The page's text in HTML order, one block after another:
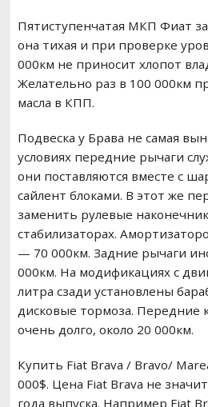
Пятиступенчатая МКП Фиат
она тихая и при проверке
000км не приносит хлопот
Желательно раз в 100 000км
масла в КПП.
Подвеска у Брава не самая
условиях передние рычаги
они поставляются вместе с
сайлент блоками. В этот же
заменить рулевые
стабилизаторах.
— 70 000км. Задние рычаги
000км. На модификациях с
литра сзади установлены
дисковые тормоза. Передние
очень долго, около 20 000км.
Купить Fiat Brava / Bravo/
000$. Цена Fiat Brava не
года выпуска. Например Fiat